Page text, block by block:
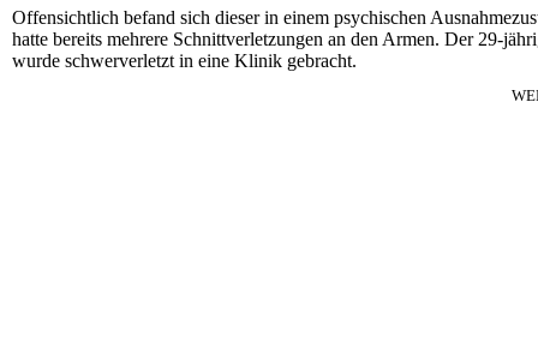
Offensichtlich befand sich dieser in einem psychischen
hatte bereits mehrere Schnittverletzungen an den Armen. Der 29-
wurde schwerverletzt in eine Klinik gebracht.